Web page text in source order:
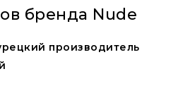
бренда Nude
производитель